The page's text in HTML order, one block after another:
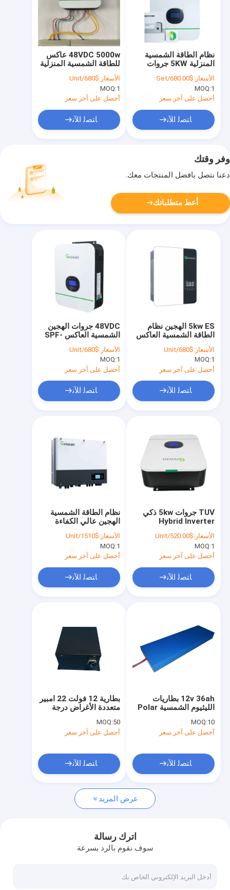
المنتجات
حول بنا
جولة في المعمل
اتصل بنا
أخبار
جميع القضايا
نظام الكهرباء الشمسية
نظام الطاقة الشمسية المحمولة
نظام الطاقة الشمسية المنزلية
48VDC 5000w عاكس
للطاقة الشمسية المنزلية
5000TL-HVM-P
الأسعار:$680/Unit
MOQ:1
أحصل على آخر سعر
ﺎﺘﺼﻟ ﺍﻶﻧ
نظام الطاقة الشمسية
المنزلية 5KW جروات
HVM
الأسعار:$680.00/Set
MOQ:1
أحصل على آخر سعر
ﺎﺘﺼﻟ ﺍﻶﻧ
وفر وقتك
دعنا نتصل بأفضل المنتجات معك.
أعط متطلباتك
48VDC جروات الهجين
الشمسية العاكس SPF-
5000TL-HVM-P
الأسعار:$680/Unit
MOQ:1
أحصل على آخر سعر
ﺎﺘﺼﻟ ﺍﻶﻧ
5kw ES الهجين نظام
الطاقة الشمسية العاكس
تنمو 5000W
الأسعار:$680/Unit
MOQ:1
أحصل على آخر سعر
ﺎﺘﺼﻟ ﺍﻶﻧ
نظام الطاقة الشمسية
الهجين عالي الكفاءة
SPH5000 5000W 22A
الأسعار:$1510/Unit
MOQ:1
أحصل على آخر سعر
ﺎﺘﺼﻟ ﺍﻶﻧ
TUV جروات 5kw ذكي
Hybrid Inverter
SPF5000TL HVP
48VDC
الأسعار:$520.00/Unit
MOQ:1
أحصل على آخر سعر
ﺎﺘﺼﻟ ﺍﻶﻧ
بطارية 12 فولت 22 امبير
متعددة الأغراض درجة
MOQ:50
أحصل على آخر سعر
ﺎﺘﺼﻟ ﺍﻶﻧ
12v 36ah بطاريات
الليثيوم الشمسية Polar
Meteorological
7.22Kg
MOQ:10
أحصل على آخر سعر
ﺎﺘﺼﻟ ﺍﻶﻧ
عرض المزيد
اترك رسالة
سوف نقوم بالرد بسرعة